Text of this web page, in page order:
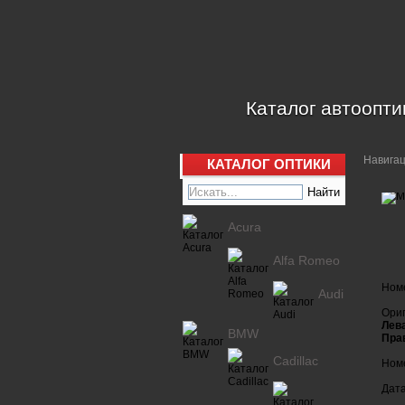
Каталог
КАТАЛОГ ОПТИКИ
Acura
Alfa Romeo
Audi
BMW
Cadillac